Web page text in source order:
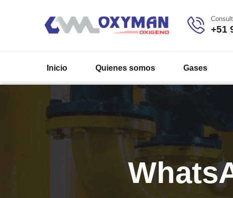
+51
Inicio Quienes somos Gases